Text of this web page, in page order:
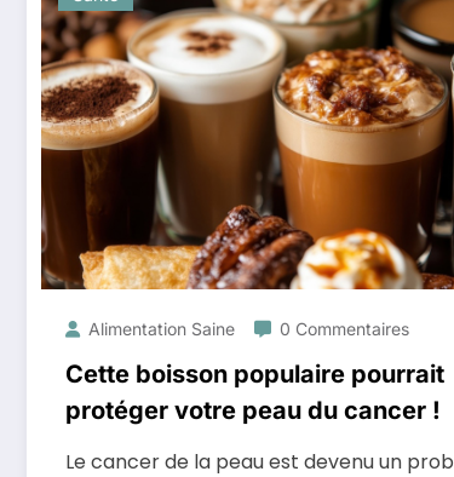
Alimentation Saine 0 Commentaires
Cette boisson populaire pourrait
protéger votre peau du cancer !
Le cancer de la peau est devenu un prob